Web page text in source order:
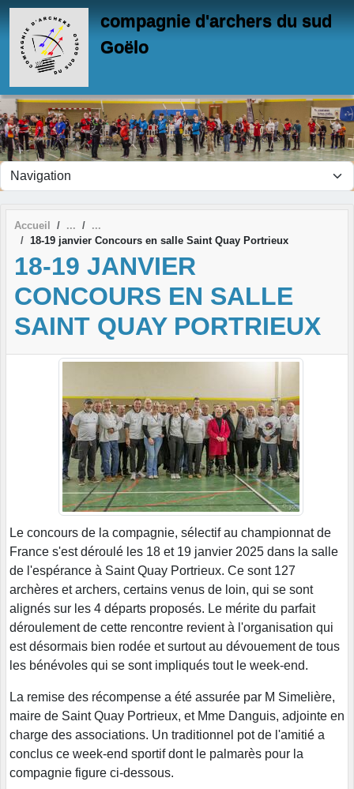
compagnie d'archers du sud
Goëlo
Accueil
18-19 janvier Concours en salle Saint Quay Portrieux
18-19 JANVIER
CONCOURS EN SALLE
SAINT QUAY PORTRIEUX
Le concours de la compagnie, sélectif au championnat de
France s'est déroulé les 18 et 19 janvier 2025 dans la salle
de l'espérance à Saint Quay Portrieux. Ce sont 127
archères et archers, certains venus de loin, qui se sont
alignés sur les 4 départs proposés. Le mérite du parfait
déroulement de cette rencontre revient à l'organisation qui
est désormais bien rodée et surtout au dévouement de tous
les bénévoles qui se sont impliqués tout le week-end.
La remise des récompense a été assurée par M Simelière,
maire de Saint Quay Portrieux, et Mme Danguis, adjointe en
charge des associations. Un traditionnel pot de l'amitié a
conclus ce week-end sportif dont le palmarès pour la
compagnie figure ci-dessous.
Panneau de gestion des cookies